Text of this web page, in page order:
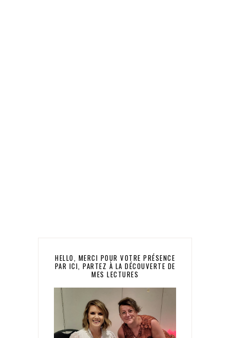
HELLO, MERCI POUR VOTRE PRÉSENCE
PAR ICI, PARTEZ À LA DÉCOUVERTE DE
MES LECTURES